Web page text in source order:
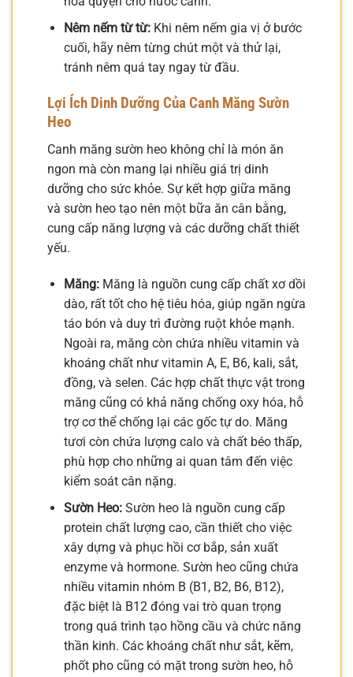
Nêm nếm từ từ:Khi nêm nếm gia vị ở bước
cuối, hãy nêm từng chút một và thử lại,
tránh nêm quá tay ngay từ đầu.
Lợi Ích Dinh Dưỡng Của Canh Măng Sườn
Heo
Canh măng sườn heo không chỉ là món ăn
ngon mà còn mang lại nhiều giá trị dinh
dưỡng cho sức khỏe. Sự kết hợp giữa măng
và sườn heo tạo nên một bữa ăn cân bằng,
cung cấp năng lượng và các dưỡng chất thiết
yếu.
Măng:Măng là nguồn cung cấp chất xơ dồi
dào, rất tốt cho hệ tiêu hóa, giúp ngăn ngừa
táo bón và duy trì đường ruột khỏe mạnh.
Ngoài ra, măng còn chứa nhiều vitamin và
khoáng chất như vitamin A, E, B6, kali, sắt,
đồng, và selen. Các hợp chất thực vật trong
măng cũng có khả năng chống oxy hóa, hỗ
trợ cơ thể chống lại các gốc tự do. Măng
tươi còn chứa lượng calo và chất béo thấp,
phù hợp cho những ai quan tâm đến việc
kiểm soát cân nặng.
Sườn Heo:Sườn heo là nguồn cung cấp
protein chất lượng cao, cần thiết cho việc
xây dựng và phục hồi cơ bắp, sản xuất
enzyme và hormone. Sườn heo cũng chứa
nhiều vitamin nhóm B (B1, B2, B6, B12),
đặc biệt là B12 đóng vai trò quan trọng
trong quá trình tạo hồng cầu và chức năng
thần kinh. Các khoáng chất như sắt, kẽm,
phốt pho cũng có mặt trong sườn heo, hỗ